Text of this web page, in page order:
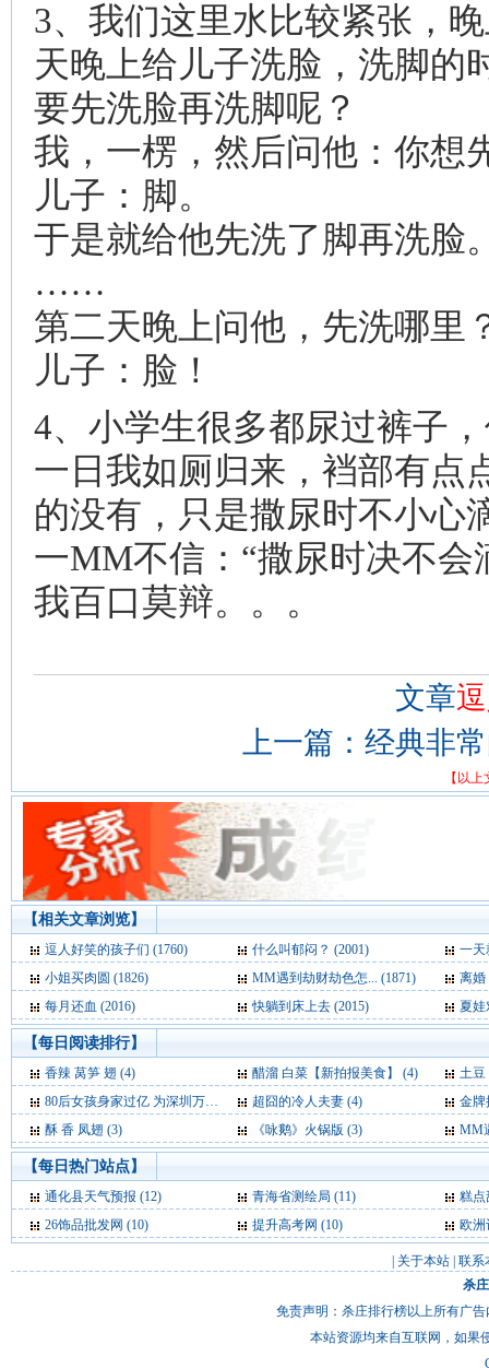
3、我们这里水比较紧张，
天晚上给儿子洗脸，洗脚的
要先洗脸再洗脚呢？
我，一楞，然后问他：你想
儿子：脚。
于是就给他先洗了脚再洗脸
……
第二天晚上问他，先洗哪里
儿子：脸！
4、 小学生很多都尿过裤子
一日我如厕归来，裆部有点
的没有，只是撒尿时不小心
一MM不信：“撒尿时决不会
我百口莫辩。。。
文章
上一篇： 经典非
【以
【相关文章浏览】
逗人好笑的孩子们 (1760) 什么叫郁闷？ (2001)
一天
小姐买肉圆 (1826)
MM遇到劫财劫色怎... (1871)
离婚
每月还血 (2016)
快躺到床上去 (2015) 夏娃
【每日阅读排行】
香辣 莴笋 翅 (4) 醋溜 白菜【新拍报美食】 (4)
土豆
80后女孩身家过亿 为深圳万润科技“三当家” (4)
超囧的冷人夫妻 (4)
金牌
酥 香 凤翅 (3)
《咏鹅》火锅版 (3) MM
【每日热门站点】
通化县天气预报 (12) 青海省测绘局 (11)
糕点
26饰品批发网 (10) 提升高考网 (10) 欧洲
关于本站 联系
杀
免责声明：杀庄排行榜以上所有广
本站资源均来自互联网，如果